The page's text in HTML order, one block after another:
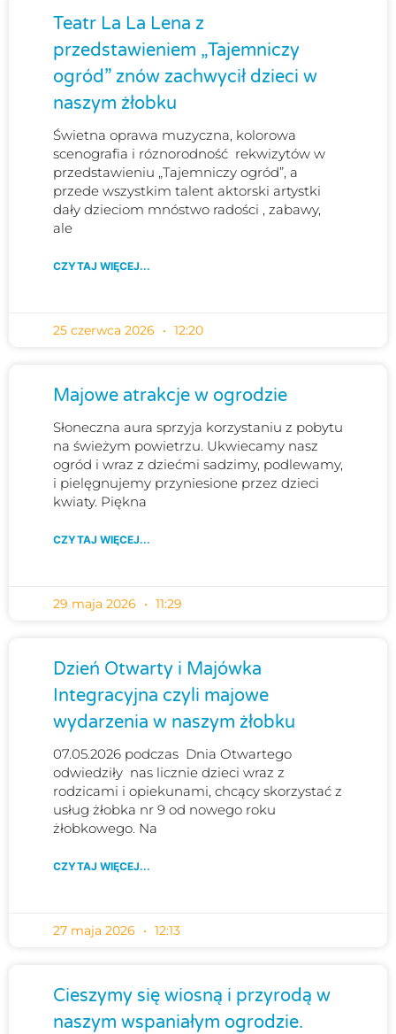
Teatr La La Lena z
przedstawieniem „Tajemniczy
ogród” znów zachwycił dzieci w
naszym żłobku
Świetna oprawa muzyczna, kolorowa
scenografia i róznorodność rekwizytów w
przedstawieniu „Tajemniczy ogród”, a
przede wszystkim talent aktorski artystki
dały dzieciom mnóstwo radości , zabawy,
ale
CZYTAJ WIĘCEJ...
25 czerwca 2026 12:20
Majowe atrakcje w ogrodzie
Słoneczna aura sprzyja korzystaniu z pobytu
na świeżym powietrzu. Ukwiecamy nasz
ogród i wraz z dziećmi sadzimy, podlewamy,
i pielęgnujemy przyniesione przez dzieci
kwiaty. Piękna
CZYTAJ WIĘCEJ...
29 maja 2026 11:29
Dzień Otwarty i Majówka
Integracyjna czyli majowe
wydarzenia w naszym żłobku
07.05.2026 podczas Dnia Otwartego
odwiedziły nas licznie dzieci wraz z
rodzicami i opiekunami, chcący skorzystać z
usług żłobka nr 9 od nowego roku
żłobkowego. Na
CZYTAJ WIĘCEJ...
27 maja 2026 12:13
Cieszymy się wiosną i przyrodą w
naszym wspaniałym ogrodzie.